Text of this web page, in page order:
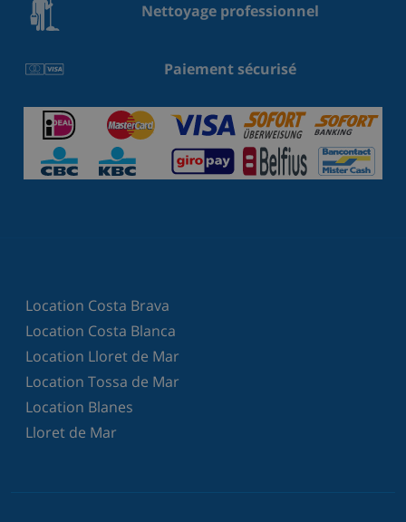
Nettoyage professionnel
Paiement sécurisé
Location Costa Brava
Location Costa Blanca
Location Lloret de Mar
Location Tossa de Mar
Location Blanes
Lloret de Mar